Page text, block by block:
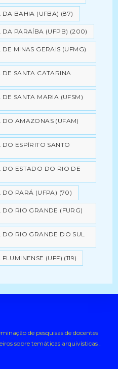
DA BAHIA (UFBA) (87)
DA PARAÍBA (UFPB) (200)
MINAS GERAIS (UFMG)
SANTA CATARINA
SANTA MARIA (UFSM)
DO AMAZONAS (UFAM)
ESPÍRITO SANTO
DO ESTADO DO RIO DE
DO PARÁ (UFPA) (70)
DO RIO GRANDE (FURG)
DO RIO GRANDE DO SUL
(UFF) (119)
de pesquisas de docentes
sobre temáticas arquivísticas .